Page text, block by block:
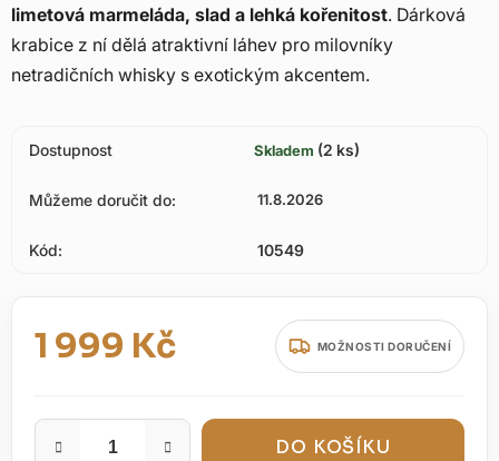
limetová marmeláda, slad a lehká kořenitost. Dárková
krabice z ní dělá atraktivní láhev pro milovníky
netradičních whisky s exotickým akcentem.
Dostupnost Skladem (2 ks)
Můžeme doručit do: 11.8.2026
Kód: 10549
1 999 Kč
Měrná cena:
MOŽNOSTI DORUČENÍ
DO KOŠÍKU